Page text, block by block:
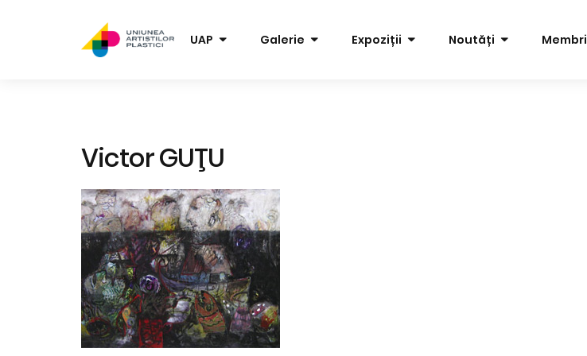
UAP Galerie Expoziții Noutăți Membri
Victor GUŢU